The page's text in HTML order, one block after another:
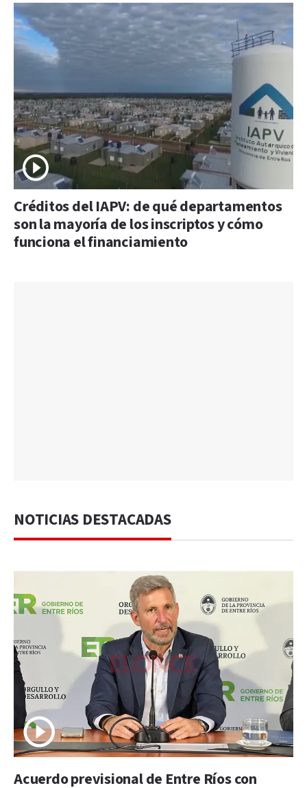
Créditos del IAPV: de qué departamentos
son la mayoría de los inscriptos y cómo
funciona el financiamiento
NOTICIAS DESTACADAS
Acuerdo previsional de Entre Ríos con